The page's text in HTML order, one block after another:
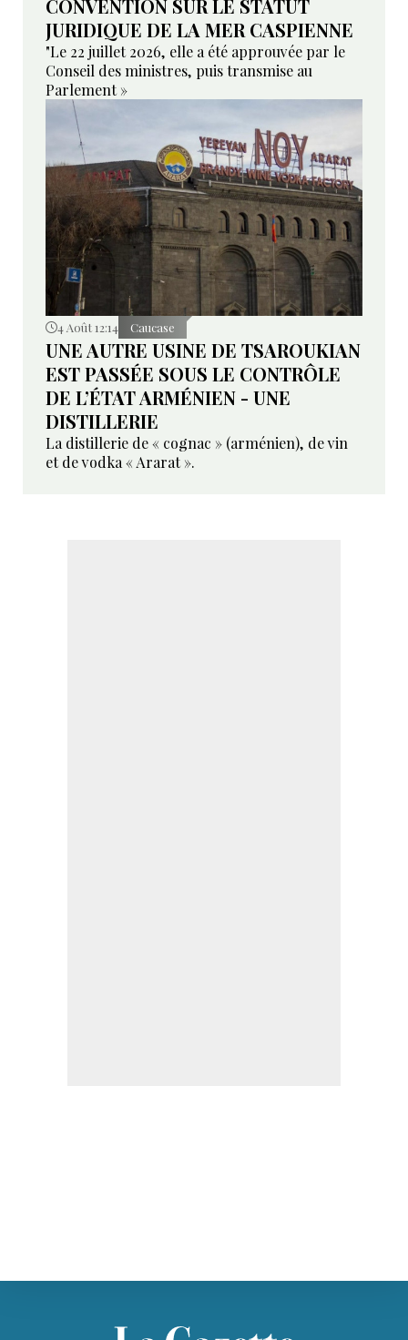
CONVENTION SUR LE STATUT
JURIDIQUE DE LA MER CASPIENNE
"Le 22 juillet 2026, elle a été approuvée par le
Conseil des ministres, puis transmise au
Parlement »
4 Août 12:14 Caucase
UNE AUTRE USINE DE TSAROUKIAN
EST PASSÉE SOUS LE CONTRÔLE
DE L’ÉTAT ARMÉNIEN - UNE
DISTILLERIE
La distillerie de « cognac » (arménien), de vin
et de vodka « Ararat ».